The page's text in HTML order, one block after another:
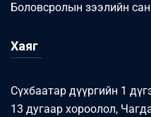
Боловсролын зээлийн
Хаяг
Сүхбаатар дүүргийн 1
13 дугаар хороолол,